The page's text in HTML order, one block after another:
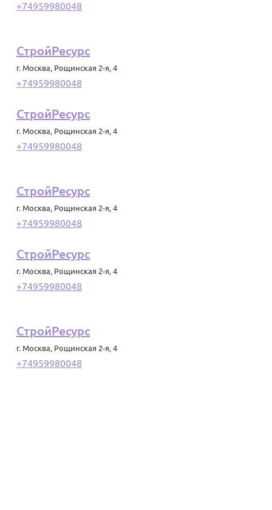
+74959980048
СтройРесурс
г. Москва, Рощинская 2-я, 4
+74959980048
СтройРесурс
г. Москва, Рощинская 2-я, 4
+74959980048
СтройРесурс
г. Москва, Рощинская 2-я, 4
+74959980048
СтройРесурс
г. Москва, Рощинская 2-я, 4
+74959980048
СтройРесурс
г. Москва, Рощинская 2-я, 4
+74959980048